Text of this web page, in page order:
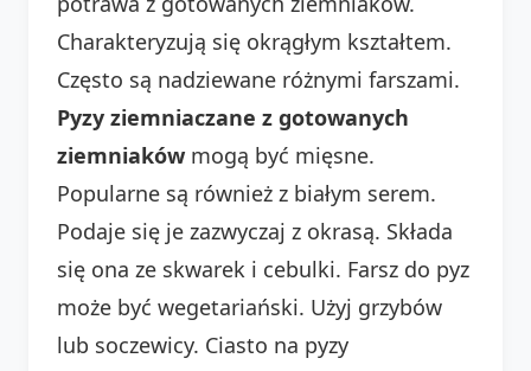
Charakteryzują się okrągłym kształtem.
Często są nadziewane różnymi farszami.
Pyzy ziemniaczane z gotowanych
ziemniaków mogą być mięsne.
Popularne są również z białym serem.
Podaje się je zazwyczaj z okrasą. Składa
się ona ze skwarek i cebulki. Farsz do pyz
może być wegetariański. Użyj grzybów
lub soczewicy. Ciasto na pyzy